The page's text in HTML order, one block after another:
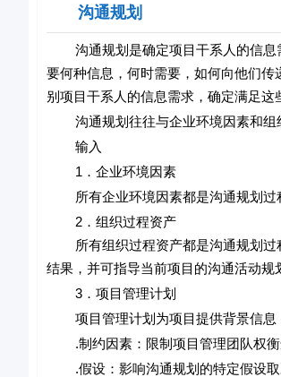
沟通规划
沟通规划是确定项目干系人的信息
要何种信息，何时需要，如何向他们
别项目干系人的信息需求，确定满足这
沟通规划往往与企业环境因素和组织
输入
1．企业环境因素
所有企业环境因素都是沟通规划过
2．组织过程资产
所有组织过程资产都是沟通规划过
结果，并可指导当前项目的沟通活动规
3．项目管理计划
项目管理计划为项目提供背景信息
.制约因素：限制项目管理团队权衡
.假设：影响沟通规划的特定假设取